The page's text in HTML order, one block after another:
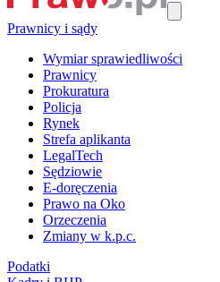
Prawnicy i sądy
Wymiar sprawiedliwości
Prawnicy
Prokuratura
Policja
Rynek
Strefa aplikanta
LegalTech
Sędziowie
E-doręczenia
Prawo na Oko
Orzeczenia
Zmiany w k.p.c.
Podatki